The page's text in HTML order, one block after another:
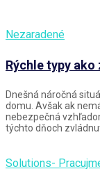
Nezaradené
Rýchle typy
Dnešná náročná
domu. Avšak ak
nebezpečná
týchto dňoch
Solutions-